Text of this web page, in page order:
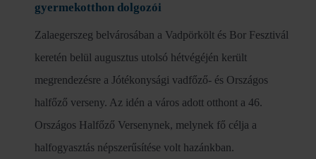
gyermekotthon dolgozói
Zalaegerszeg belvárosában a Vadpörkölt és Bor Fesztivál
keretén belül augusztus utolsó hétvégéjén került
megrendezésre a Jótékonysági vadfőző- és Országos
halfőző verseny. Az idén a város adott otthont a 46.
Országos Halfőző Versenynek, melynek fő célja a
halfogyasztás népszerűsítése volt hazánkban.